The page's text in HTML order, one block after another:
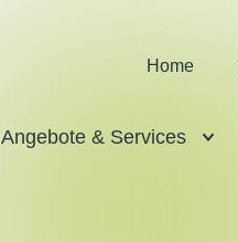
Home
Angebote & Services